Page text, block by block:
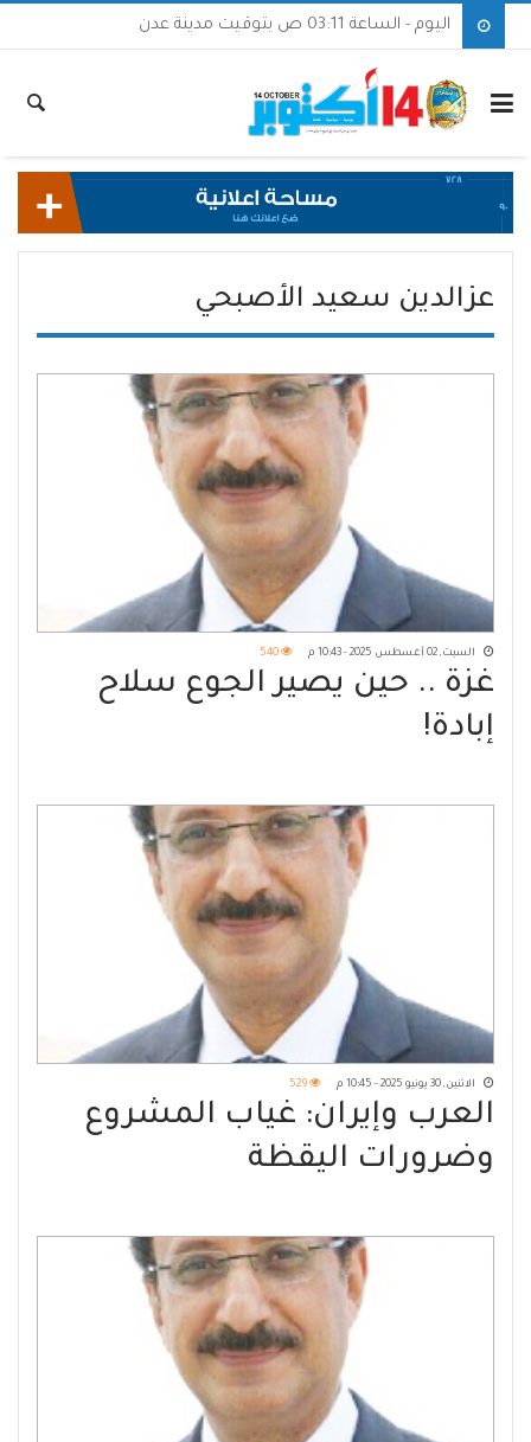
اليوم - الساعة 03:11 ص بتوقيت مدينة عدن
عزالدين سعيد الأصبحي
السبت, 02 أغسطس 2025 - 10:43 م 540
غزة .. حين يصير الجوع سلاح
إبادة!
الاثنين, 30 يونيو 2025 - 10:45 م 529
العرب وإيران: غياب المشروع
وضرورات اليقظة